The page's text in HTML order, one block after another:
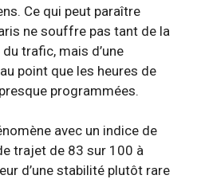
Ce qui peut paraître
ne souffre pas tant de la
trafic, mais d’une
point que les heures de
programmées.
avec un indice de
trajet de 83 sur 100 à
d’une stabilité plutôt rare